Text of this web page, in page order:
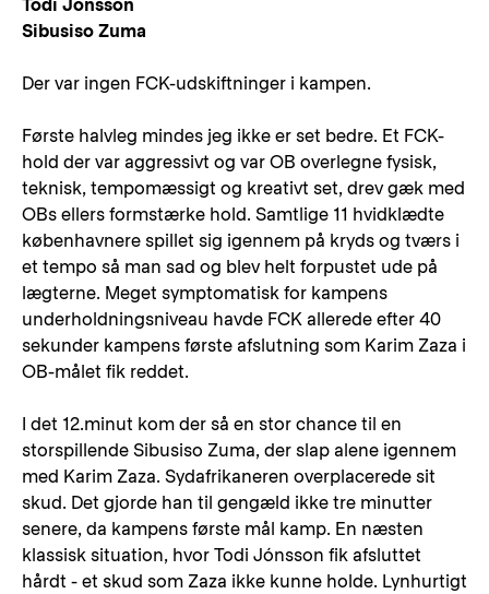
Todi Jónsson
Sibusiso Zuma
Der var ingen FCK-udskiftninger i kampen.
Første halvleg mindes jeg ikke er set bedre. Et FCK-
hold der var aggressivt og var OB overlegne fysisk,
teknisk, tempomæssigt og kreativt set, drev gæk med
OBs ellers formstærke hold. Samtlige 11 hvidklædte
københavnere spillet sig igennem på kryds og tværs i
et tempo så man sad og blev helt forpustet ude på
lægterne. Meget symptomatisk for kampens
underholdningsniveau havde FCK allerede efter 40
sekunder kampens første afslutning som Karim Zaza i
OB-målet fik reddet.
I det 12.minut kom der så en stor chance til en
storspillende Sibusiso Zuma, der slap alene igennem
med Karim Zaza. Sydafrikaneren overplacerede sit
skud. Det gjorde han til gengæld ikke tre minutter
senere, da kampens første mål kamp. En næsten
klassisk situation, hvor Todi Jónsson fik afsluttet
hårdt - et skud som Zaza ikke kunne holde. Lynhurtigt